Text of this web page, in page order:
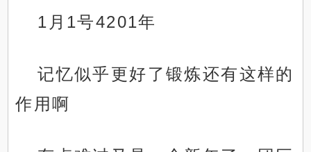
1月1号4201年
记忆似乎更好了锻炼还有这样的
作用啊